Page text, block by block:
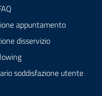
appuntamento
disservizio
soddisfazione utente